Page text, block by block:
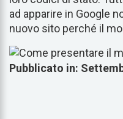
ad apparire in Google
nuovo sito perché il
Pubblicato in: